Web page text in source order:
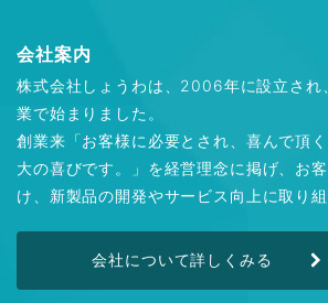
会社案内
株式会社しょうわは、2006年に設立され
業で始まりました。
創業来「お客様に必要とされ、喜んで頂
大の喜びです。」を経営理念に掲げ、お
け、新製品の開発やサービス向上に取り組
会社について詳しくみる